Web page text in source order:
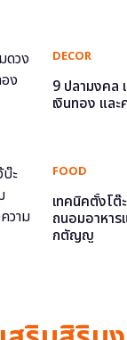
DECOR
9 ปลามงคล
เงินทอง และ
FOOD
เทคนิคตั้งโต๊
ถนอมอาหาร
กตัญญู